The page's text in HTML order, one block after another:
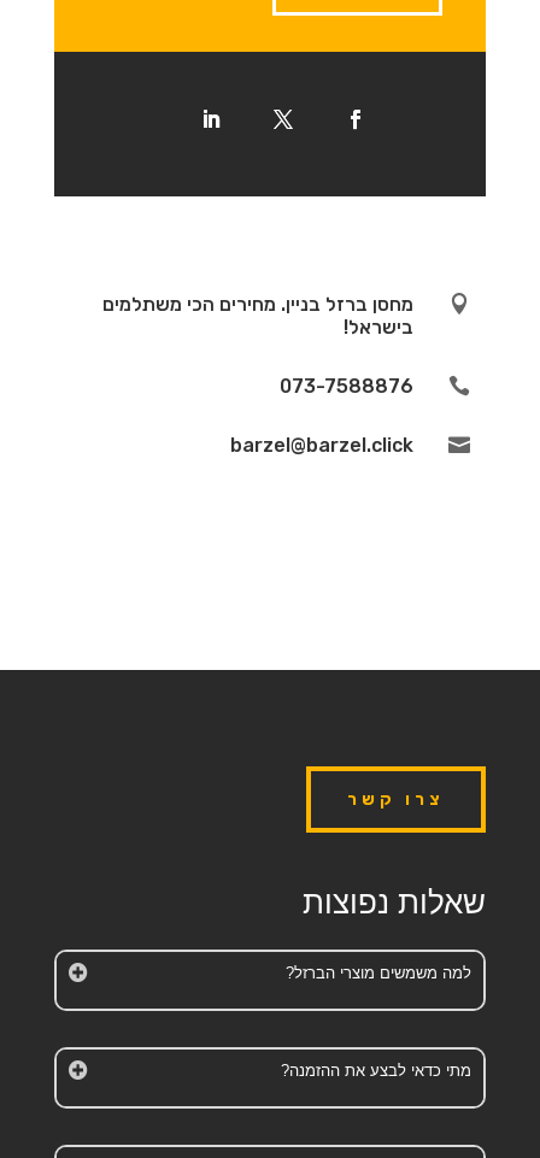

מחסן ברזל בניין. מחירים הכי משתלמים
בישראל!

073-7588876

barzel@barzel.click
צרו קשר
שאלות נפוצות
למה משמשים מוצרי הברזל?
מתי כדאי לבצע את ההזמנה?